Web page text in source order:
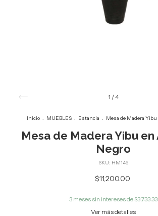
1 /4
Inicio MUEBLES Estancia Mesa de Madera Yibu
Mesa de Madera Yibu
Negro
SKU: HM146
$11,200.00
3 meses sin intereses de $3,733.33
Ver más detalles